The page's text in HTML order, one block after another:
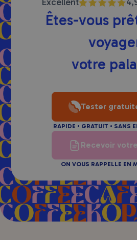
Êtes-vous
votre
Tester
RAPIDE • GRATUIT • SANS
Recevoir
ON VOUS RAPPELLE EN